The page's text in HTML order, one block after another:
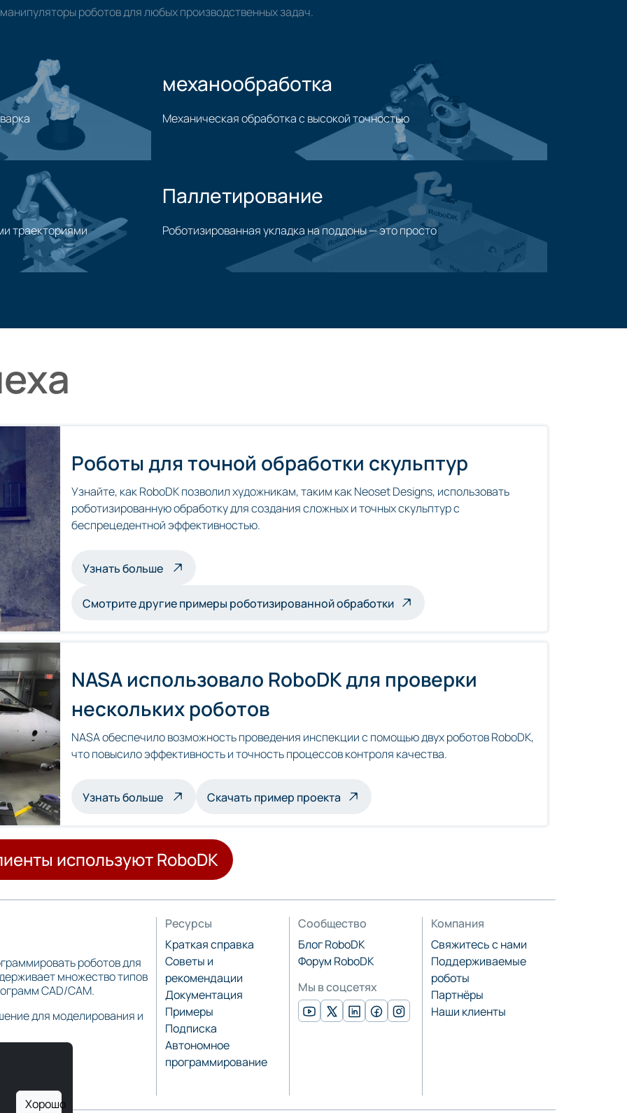
роботов для любых производственных задач.
механообработка
Механическая обработка с высокой точностью
Применение механической обработки
траекториями
Паллетирование
Роботизированная укладка на поддоны — это просто
Применение паллетирования
Роботы для точной обработки скульптур
Узнайте, как RoboDK позволил художникам, таким как Neoset Designs, использовать
роботизированную обработку для создания сложных и точных скульптур с
беспрецедентной эффективностью.
Узнать большео скульптурах, обрабатываемых роботами
Смотрите другие примеры роботизированной обработки
NASA использовало RoboDK для проверки
нескольких роботов
NASA обеспечило возможность проведения инспекции с помощью двух роботов RoboDK,
что повысило эффективность и точность процессов контроля качества.
Узнать большео мультироботизированной инспекции
Скачать пример проекта
используют RoboDK
роботов для
множество типов
CAD/CAM.
для моделирования и
Ресурсы
Краткая справка
Советы и
рекомендации
Документация
Примеры
Подписка
Автономное
программирование
Сообщество
Блог RoboDK
Форум RoboDK
Мы в соцсетях
Компания
Свяжитесь с нами
Поддерживаемые
роботы
Партнёры
Наши клиенты
Хорошо